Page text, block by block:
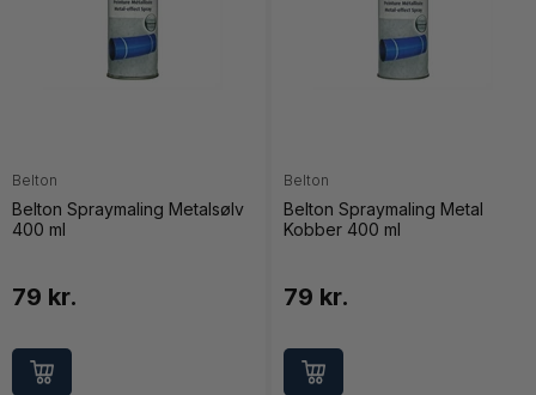
Belton
Belton Spraymaling Metalsølv
400 ml
79 kr.
Belton
Belton Spraymaling Metal
Kobber 400 ml
79 kr.